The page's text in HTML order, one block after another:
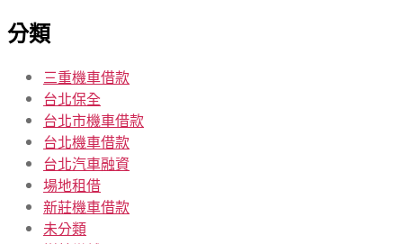
分類
三重機車借款
台北保全
台北市機車借款
台北機車借款
台北汽車融資
場地租借
新莊機車借款
未分類